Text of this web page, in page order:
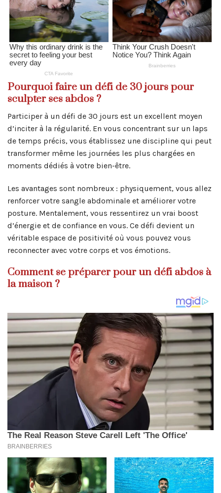
Pourquoi faire un défi de 30 jours pour
sculpter ses abdos ?
Participer à un défi de 30 jours est un excellent moyen
d’inciter à la régularité. En vous concentrant sur un laps
de temps précis, vous établissez une discipline qui peut
transformer même les journées les plus chargées en
moments dédiés à votre bien-être.
Les avantages sont nombreux : physiquement, vous allez
renforcer votre sangle abdominale et améliorer votre
posture. Mentalement, vous ressentirez un vrai boost
d’énergie et de confiance en vous. Ce défi devient un
véritable espace de positivité où vous pouvez vous
reconnecter avec votre corps et vos émotions.
Comment se préparer pour un défi abdos à
la maison ?